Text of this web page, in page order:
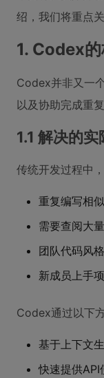
绍，我们将重点
1. Codex
Codex并非又一
以及协助完成重
1.1 解决的实
传统开发过程中
重复编写相
需要查阅大
团队代码风
新成员上手
Codex通过以下
基于上下文
快速提供API